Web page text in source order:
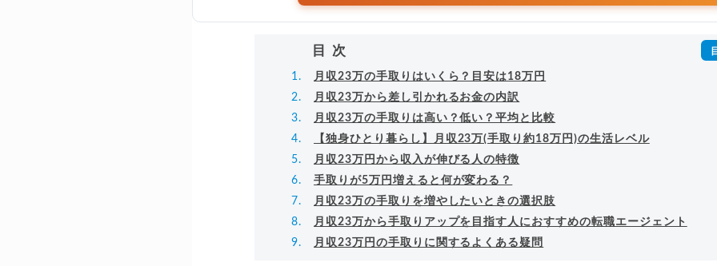
目次
月収23万の手取りはいくら？目安は18万円
月収23万から差し引かれるお金の内訳
月収23万の手取りは高い？低い？平均と比較
【独身ひとり暮らし】月収23万(手取り約18万円)の生活レベル
月収23万円から収入が伸びる人の特徴
手取りが5万円増えると何が変わる？
月収23万の手取りを増やしたいときの選択肢
月収23万から手取りアップを目指す人におすすめの転職エージェント
月収23万円の手取りに関するよくある疑問